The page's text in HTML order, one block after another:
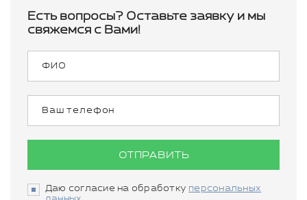
Есть вопросы? Оставьте заявку и мы
свяжемся с Вами!
ОТПРАВИТЬ
Даю согласие на обработку персональных